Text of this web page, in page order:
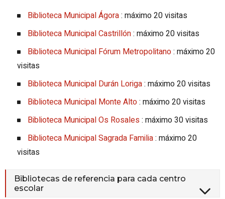
Biblioteca Municipal Ágora: máximo 20 visitas
Biblioteca Municipal Castrillón: máximo 20 visitas
Biblioteca Municipal Fórum Metropolitano: máximo 20
visitas
Biblioteca Municipal Durán Loriga: máximo 20 visitas
Biblioteca Municipal Monte Alto: máximo 20 visitas
Biblioteca Municipal Os Rosales: máximo 30 visitas
Biblioteca Municipal Sagrada Familia: máximo 20
visitas
Bibliotecas de referencia para cada centro
escolar